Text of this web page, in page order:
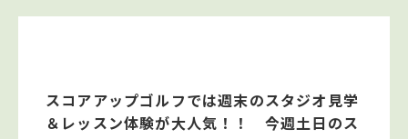
スコアアップゴルフでは週末のスタジオ見学
＆レッスン体験が大人気！！ 今週土日のス